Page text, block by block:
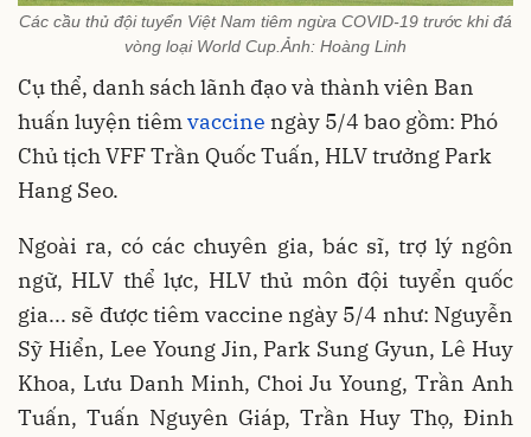
Các cầu thủ đội tuyển Việt Nam tiêm ngừa COVID-19 trước khi đá
vòng loại World Cup.Ảnh: Hoàng Linh
Cụ thể, danh sách lãnh đạo và thành viên Ban
huấn luyện tiêmvaccine ngày 5/4 bao gồm: Phó
Chủ tịch VFF Trần Quốc Tuấn, HLV trưởng Park
Hang Seo.
Ngoài ra, có các chuyên gia, bác sĩ, trợ lý ngôn
ngữ, HLV thể lực, HLV thủ môn đội tuyển quốc
gia... sẽ được tiêm vaccine ngày 5/4 như: Nguyễn
Sỹ Hiển, Lee Young Jin, Park Sung Gyun, Lê Huy
Khoa, Lưu Danh Minh, Choi Ju Young, Trần Anh
Tuấn, Tuấn Nguyên Giáp, Trần Huy Thọ, Đinh